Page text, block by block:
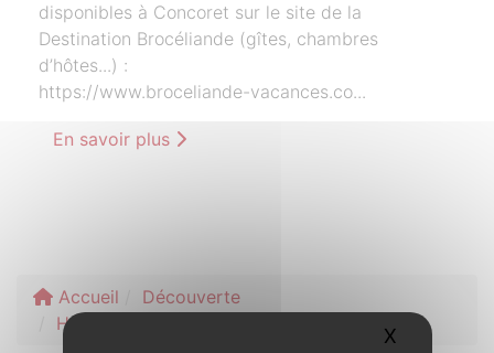
disponibles à Concoret sur le site de la
Destination Brocéliande (gîtes, chambres
d’hôtes...) :
https://www.broceliande-vacances.co...
En savoir plus
Accueil
Découverte
Hébergements et camping
X Masquer